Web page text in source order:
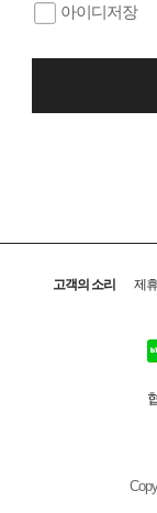
아이디저장
고객의 소리 제